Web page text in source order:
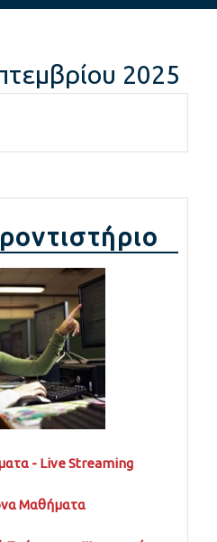
2025
- Live Streaming
Μαθήματα